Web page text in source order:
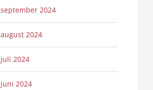
september 2024
august 2024
juli 2024
juni 2024